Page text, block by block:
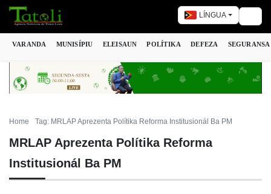
LÍNGUA
VARANDA MUNISÍPIU ELEISAUN POLÍTIKA DEFEZA SEGURANSA
Home Tag: MRLAP Aprezenta Polítika Reforma Institusionál Ba PM
MRLAP Aprezenta Polítika Reforma
Institusionál Ba PM